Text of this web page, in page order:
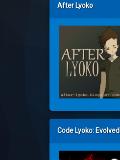
After Lyoko
Code Lyoko: Evolved